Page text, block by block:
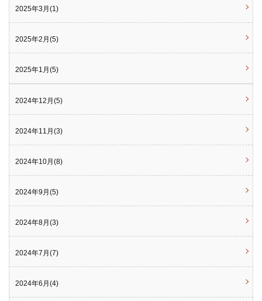
2025年3月(1)
2025年2月(5)
2025年1月(5)
2024年12月(5)
2024年11月(3)
2024年10月(8)
2024年9月(5)
2024年8月(3)
2024年7月(7)
2024年6月(4)